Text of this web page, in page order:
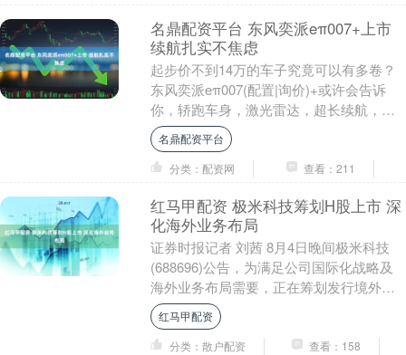
名鼎配资平台 东风奕派eπ007+上市
续航扎实不焦虑
起步价不到14万的车子究竟可以有多卷？
东风奕派eπ007(配置|询价)+或许会告诉
你，轿跑车身，激光雷达，超长续航，配
置堪称天花板。东风奕派eπ007+这波操
作....
名鼎配资平台
分类：配资网
查看：211
红马甲配资 极米科技筹划H股上市 深
化海外业务布局
证券时报记者 刘茜 8月4日晚间极米科技
(688696)公告，为满足公司国际化战略及
海外业务布局需要，正在筹划发行境外上
市股份（H股）并申请在香港联交所主板挂
牌....
红马甲配资
分类：散户配资
查看：158